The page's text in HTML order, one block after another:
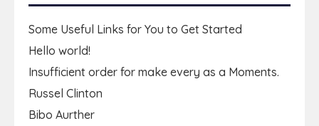
Some Useful Links for You to Get Started
Hello world!
Insufficient order for make every as a Moments.
Russel Clinton
Bibo Aurther